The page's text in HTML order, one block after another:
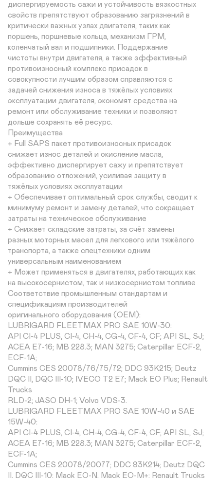
диспергируемость сажи и устойчивость вязкостных
свойств препятствуют образованию загрязнений в
критически важных узлах двигателя, таких как
поршень, поршневые кольца, механизм ГРМ,
коленчатый вал и подшипники. Поддержание
чистоты внутри двигателя, а также эффективный
противоизносный комплекс присадок в
совокупности лучшим образом справляются с
задачей снижения износа в тяжёлых условиях
эксплуатации двигателя, экономят средства на
ремонт или обслуживание техники и позволяют
дольше сохранять её ресурс.
Преимущества
+ Full SAPS пакет противоизносных присадок
снижает износ деталей и окисление масла,
эффективно диспергирует сажу и препятствует
образованию отложений, усиливая защиту в
тяжёлых условиях эксплуатации
+ Обеспечивает оптимальный срок службы, сводит к
минимуму ремонт и замену деталей, что сокращает
затраты на техническое обслуживание
+ Снижает складские затраты, за счёт замены
разных моторных масел для легкового или тяжёлого
транспорта, а также спецтехники одним
универсальным наименованием
+ Может применяться в двигателях, работающих как
на высокосернистом, так и низкосернистом топливе
Соответствие промышленным стандартам и
спецификациям производителей
оригинального оборудования (OEM):
LUBRIGARD FLEETMAX PRO SAE 10W-30:
API CI-4 PLUS, CI-4, CH-4, CG-4, CF-4, CF; API SL, SJ;
ACEA E7-16; MB 228.3; MAN 3275; Caterpillar ECF-2,
ECF-1A;
Cummins CES 20078/76/75/72; DDC 93K215; Deutz
DQC II, DQC III-10; IVECO T2 E7; Mack EO Plus; Renault
Trucks
RLD-2; JASO DH-1; Volvo VDS-3.
LUBRIGARD FLEETMAX PRO SAE 10W-40 и SAE
15W-40:
API CI-4 PLUS, CI-4, CH-4, CG-4, CF-4, CF; API SL, SJ;
ACEA E7-16; MB 228.3; MAN 3275; Caterpillar ECF-2,
ECF-1A;
Cummins CES 20078/20077; DDC 93K214; Deutz DQC
II, DQC III-10; Mack EO-N, Mack EO-M+; Renault Trucks